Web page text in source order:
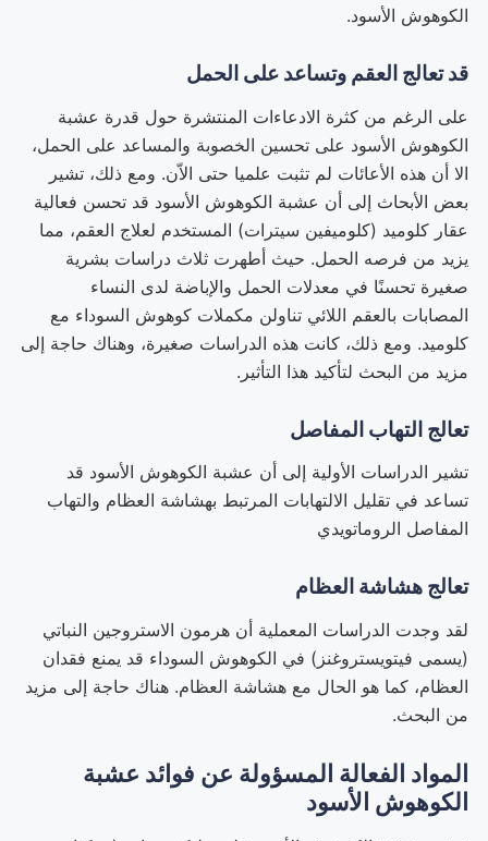
الكوهوش الأسود.
قد تعالج العقم وتساعد على الحمل
على الرغم من كثرة الادعاءات المنتشرة حول قدرة عشبة
الكوهوش الأسود على تحسين الخصوبة والمساعد على الحمل،
الا أن هذه الأعائات لم تثبت علميا حتى الاّن. ومع ذلك، تشير
بعض الأبحاث إلى أن عشبة الكوهوش الأسود قد تحسن فعالية
عقار كلوميد (كلوميفين سيترات) المستخدم لعلاج العقم، مما
يزيد من فرصه الحمل. حيث أطهرت ثلاث دراسات بشرية
صغيرة تحسنًا في معدلات الحمل والإباضة لدى النساء
المصابات بالعقم اللائي تناولن مكملات كوهوش السوداء مع
كلوميد. ومع ذلك، كانت هذه الدراسات صغيرة، وهناك حاجة إلى
مزيد من البحث لتأكيد هذا التأثير.
تعالج التهاب المفاصل
تشير الدراسات الأولية إلى أن عشبة الكوهوش الأسود قد
تساعد في تقليل الالتهابات المرتبط بهشاشة العظام والتهاب
المفاصل الروماتويدي
تعالج هشاشة العظام
لقد وجدت الدراسات المعملية أن هرمون الاستروجين النباتي
(يسمى فيتويستروغنز) في الكوهوش السوداء قد يمنع فقدان
العظام، كما هو الحال مع هشاشة العظام. هناك حاجة إلى مزيد
من البحث.
المواد الفعالة المسؤولة عن فوائد عشبة
الكوهوش الأسود